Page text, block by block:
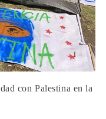
con Palestina en la